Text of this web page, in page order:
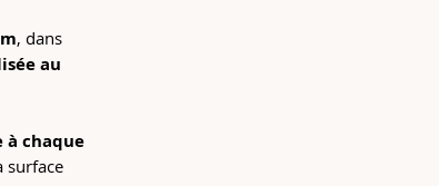
, dans
au
chaque
surface